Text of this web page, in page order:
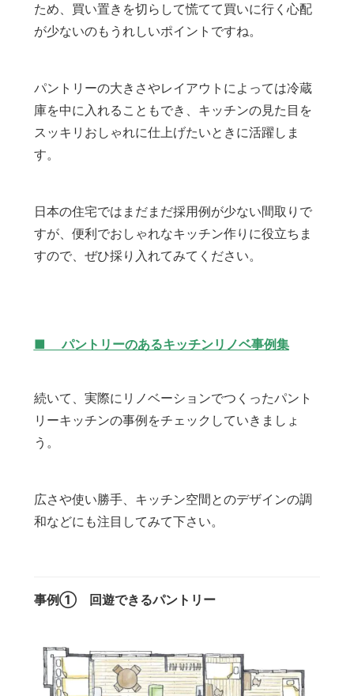
ため、買い置きを切らして慌てて買いに行く心配
が少ないのもうれしいポイントですね。
パントリーの大きさやレイアウトによっては冷蔵
庫を中に入れることもでき、キッチンの見た目を
スッキリおしゃれに仕上げたいときに活躍しま
す。
日本の住宅ではまだまだ採用例が少ない間取りで
すが、便利でおしゃれなキッチン作りに役立ちま
すので、ぜひ採り入れてみてください。
■ パントリーのあるキッチンリノベ事例集
続いて、実際にリノベーションでつくったパント
リーキッチンの事例をチェックしていきましょ
う。
広さや使い勝手、キッチン空間とのデザインの調
和などにも注目してみて下さい。
事例① 回遊できるパントリー